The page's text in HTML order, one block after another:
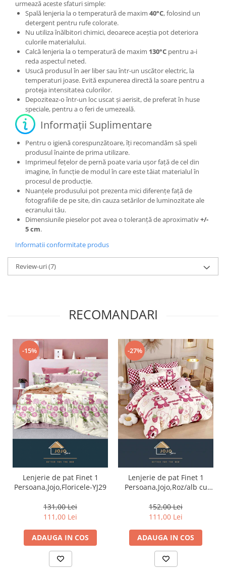
urmează aceste sfaturi simple:
Spală lenjeria la o temperatură de maxim 40°C, folosind un
detergent pentru rufe colorate.
Nu utiliza înălbitori chimici, deoarece aceștia pot deteriora
culorile materialului.
Calcă lenjeria la o temperatură de maxim 130°C pentru a-i
reda aspectul neted.
Usucă produsul în aer liber sau într-un uscător electric, la
temperaturi joase. Evită expunerea directă la soare pentru a
proteja intensitatea culorilor.
Depoziteaz-o într-un loc uscat și aerisit, de preferat în huse
speciale, pentru a o feri de umezeală.
Informații Suplimentare
Pentru o igienă corespunzătoare, îți recomandăm să speli
produsul înainte de prima utilizare.
Imprimeul fețelor de pernă poate varia ușor față de cel din
imagine, în funcție de modul în care este tăiat materialul în
procesul de producție.
Nuanțele produsului pot prezenta mici diferențe față de
fotografiile de pe site, din cauza setărilor de luminozitate ale
ecranului tău.
Dimensiunile pieselor pot avea o toleranță de aproximativ+/-
5 cm.
Informatii conformitate produs
Review-uri(7)
RECOMANDARI
-15%
Lenjerie de pat Finet 1
Persoana,Jojo,Floricele-YJ29
131,00 Lei
111,00 Lei
ADAUGA IN COS
-27%
Lenjerie de pat Finet 1
Persoana,Jojo,Roz/alb cu
152,00 Lei
111,00 Lei
ADAUGA IN COS